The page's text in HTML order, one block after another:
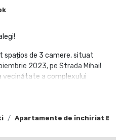
Apartamente de închiriat
spațios de 3 camere, situat
2023, pe Strada Mihail
vecinătate a complexului
atât pentru locuință